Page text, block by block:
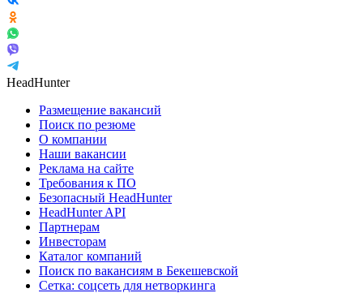
HeadHunter
Размещение вакансий
Поиск по резюме
О компании
Наши вакансии
Реклама на сайте
Требования к ПО
Безопасный HeadHunter
HeadHunter API
Партнерам
Инвесторам
Каталог компаний
Поиск по вакансиям в Бекешевской
Сетка: соцсеть для нетворкинга